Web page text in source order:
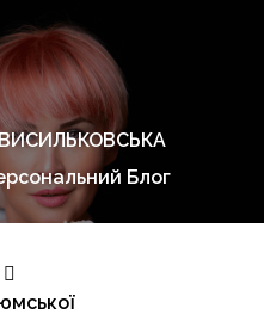
ВИСИЛЬКОВСЬКА
Блог